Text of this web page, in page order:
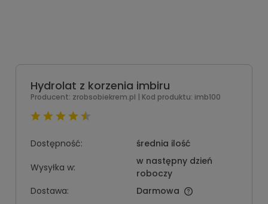
Hydrolat z korzenia imbiru
Producent: zrobsobiekrem.pl | Kod produktu: imb100
Dostępność:
średnia ilość
Wysyłka w:
w następny dzień
roboczy
Dostawa:
Darmowa